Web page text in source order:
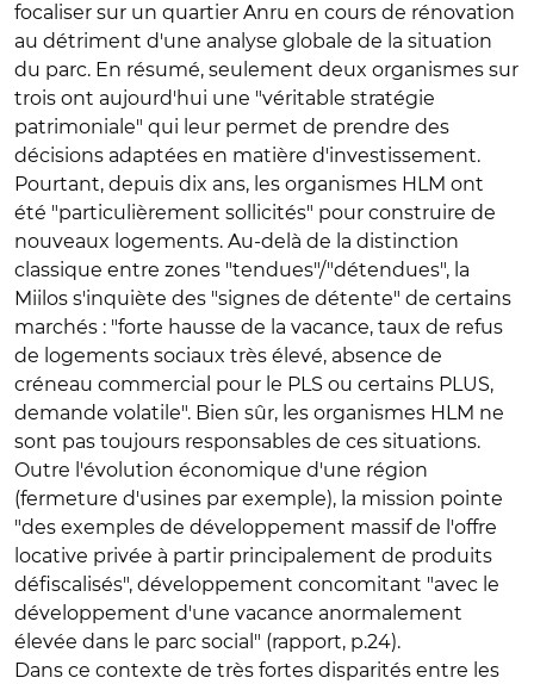
focaliser sur un quartier Anru en cours de rénovation
au détriment d'une analyse globale de la situation
du parc. En résumé, seulement deux organismes sur
trois ont aujourd'hui une "véritable stratégie
patrimoniale" qui leur permet de prendre des
décisions adaptées en matière d'investissement.
Pourtant, depuis dix ans, les organismes HLM ont
été "particulièrement sollicités" pour construire de
nouveaux logements. Au-delà de la distinction
classique entre zones "tendues"/"détendues", la
Miilos s'inquiète des "signes de détente" de certains
marchés : "forte hausse de la vacance, taux de refus
de logements sociaux très élevé, absence de
créneau commercial pour le PLS ou certains PLUS,
demande volatile". Bien sûr, les organismes HLM ne
sont pas toujours responsables de ces situations.
Outre l'évolution économique d'une région
(fermeture d'usines par exemple), la mission pointe
"des exemples de développement massif de l'offre
locative privée à partir principalement de produits
défiscalisés", développement concomitant "avec le
développement d'une vacance anormalement
élevée dans le parc social" (rapport, p.24).
Dans ce contexte de très fortes disparités entre les